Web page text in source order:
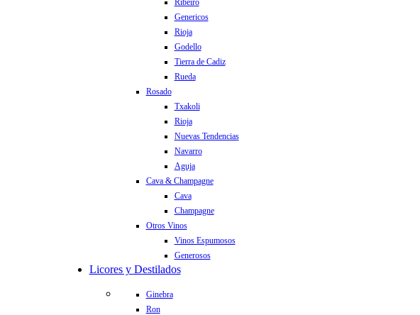
Ribeiro
Genericos
Rioja
Godello
Tierra de Cadiz
Rueda
Rosado
Txakoli
Rioja
Nuevas Tendencias
Navarro
Aguja
Cava & Champagne
Cava
Champagne
Otros Vinos
Vinos Espumosos
Generosos
Licores y Destilados
Ginebra
Ron